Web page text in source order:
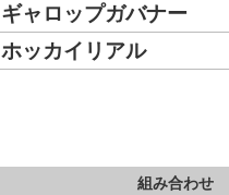
ギャロップガバナー
ホッカイリアル
組み合わせ